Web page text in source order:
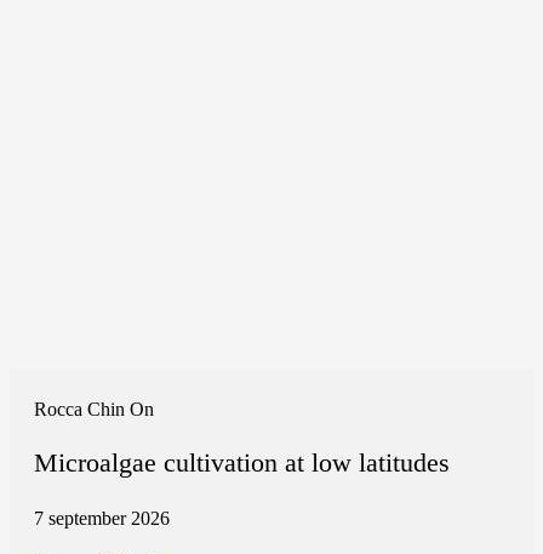
Rocca Chin On
Microalgae cultivation at low latitudes
7 september 2026